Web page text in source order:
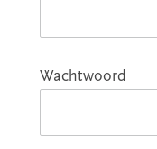
Wachtwoord